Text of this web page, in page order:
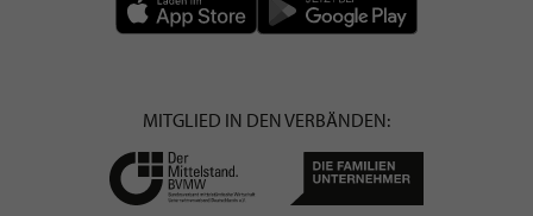
MITGLIED IN DEN VERBÄNDEN: